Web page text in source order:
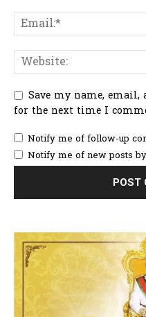
Save my name,
for the next time I
Notify me of follow-up
Notify me of new posts